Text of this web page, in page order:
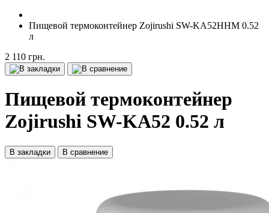
Пищевой термоконтейнер Zojirushi SW-KA52HHM 0.52
л
2 110 грн.
Пищевой термоконтейнер
Zojirushi SW-KA52 0.52 л
В закладки В сравнение